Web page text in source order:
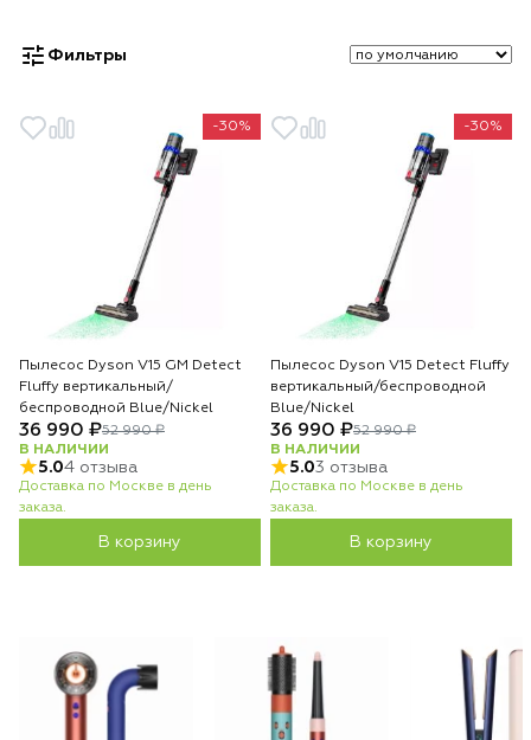
Фильтры
-30%
Пылесос Dyson V15 GM Detect
Fluffy вертикальный/
беспроводной Blue/Nickel
36 990 ₽52 990 ₽
В НАЛИЧИИ
5.04 отзыва
Доставка по Москве в день
заказа.
В корзину
-30%
Пылесос Dyson V15 Detect Fluffy
вертикальный/беспроводной
Blue/Nickel
36 990 ₽52 990 ₽
В НАЛИЧИИ
5.03 отзыва
Доставка по Москве в день
заказа.
В корзину